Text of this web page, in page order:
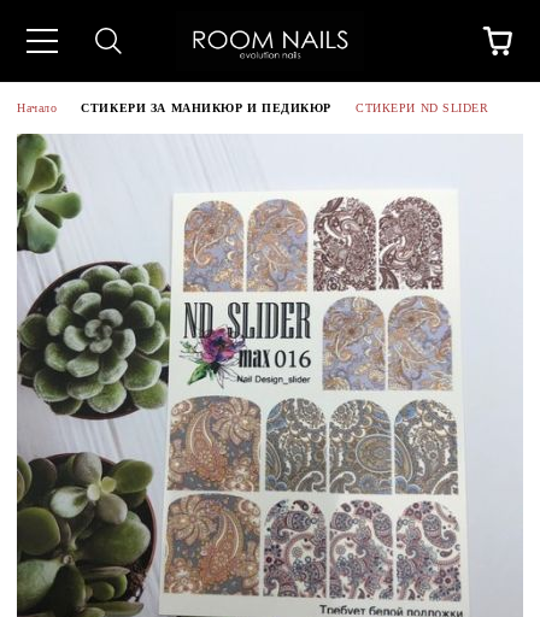
Начало СТИКЕРИ ЗА МАНИКЮР И ПЕДИКЮР СТИКЕРИ ND SLIDER